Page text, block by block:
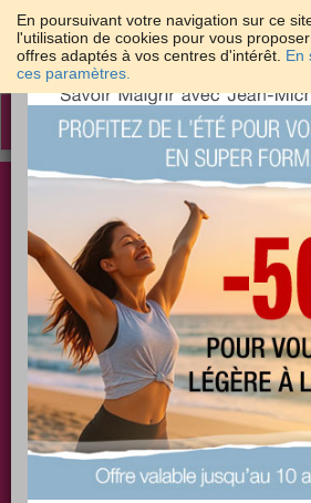
En poursuivant votre navigation sur ce
l'utilisation de cookies pour vous
offres adaptés à vos centres d'intérêt. En
ces paramètres.
Toggle
Les meilleures solutions pour
dans sa peau
PLUS
EFFICACE
PLUS
SANTÉ